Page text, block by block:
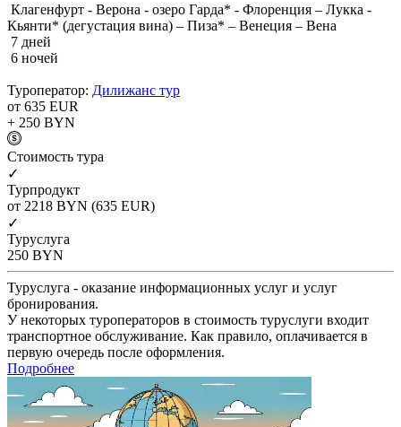
Клагенфурт - Верона - озеро Гарда* - Флоренция – Лукка -
Кьянти* (дегустация вина) – Пиза* – Венеция – Вена
7 дней
6 ночей
Туроператор: Дилижанс тур
от 635 EUR
+ 250 BYN
Cтоимость тура
✓
Турпродукт
от 2218 BYN (635 EUR)
✓
Туруслуга
250 BYN
Туруслуга - оказание информационных услуг и услуг
бронирования.
У некоторых туроператоров в стоимость туруслуги входит
транспортное обслуживание. Как правило, оплачивается в
первую очередь после оформления.
Подробнее